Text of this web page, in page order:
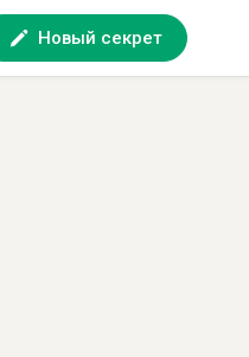
Новый секрет